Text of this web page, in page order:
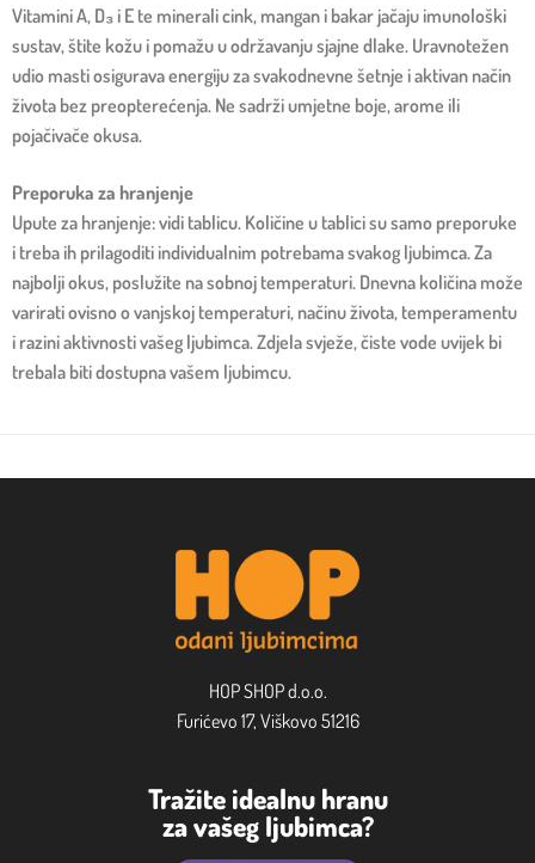
Vitamini A, D₃ i E te minerali cink, mangan i bakar jačaju imunološki
sustav, štite kožu i pomažu u održavanju sjajne dlake. Uravnotežen
udio masti osigurava energiju za svakodnevne šetnje i aktivan način
života bez preopterećenja. Ne sadrži umjetne boje, arome ili
pojačivače okusa.
Preporuka za hranjenje
Upute za hranjenje: vidi tablicu. Količine u tablici su samo preporuke
i treba ih prilagoditi individualnim potrebama svakog ljubimca. Za
najbolji okus, poslužite na sobnoj temperaturi. Dnevna količina može
varirati ovisno o vanjskoj temperaturi, načinu života, temperamentu
i razini aktivnosti vašeg ljubimca. Zdjela svježe, čiste vode uvijek bi
trebala biti dostupna vašem ljubimcu.
HOP SHOP d.o.o.
Furićevo 17, Viškovo 51216
Tražite idealnu hranu
za vašeg ljubimca?